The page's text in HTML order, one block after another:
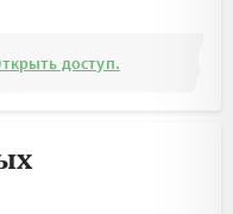
доступ.